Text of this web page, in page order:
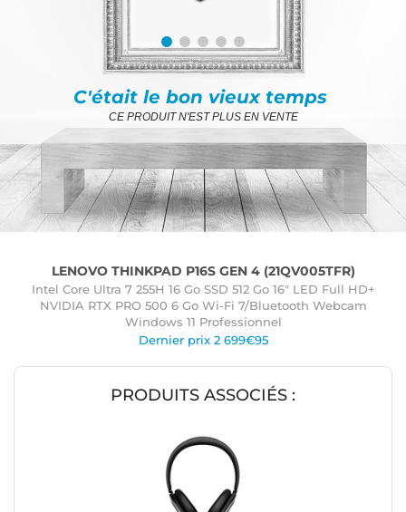
C'était le bon vieux temps
CE PRODUIT N'EST PLUS EN VENTE
LENOVO THINKPAD P16S GEN 4 (21QV005TFR)
Intel Core Ultra 7 255H 16 Go SSD 512 Go 16" LED Full HD+
NVIDIA RTX PRO 500 6 Go Wi-Fi 7/Bluetooth Webcam
Windows 11 Professionnel
Dernier prix 2 699€95
PRODUITS ASSOCIÉS :